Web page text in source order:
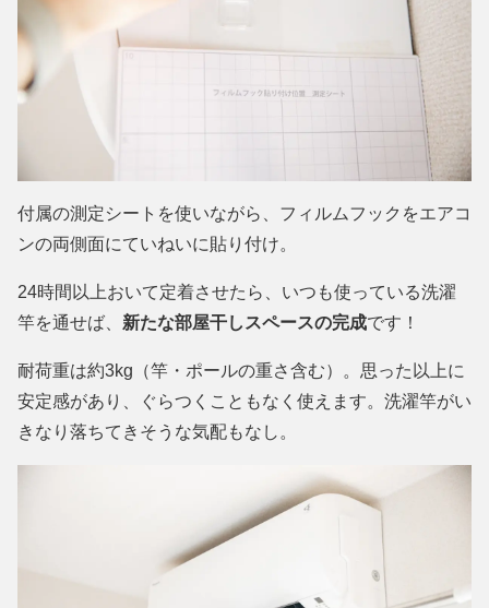
付属の測定シートを使いながら、フィルムフックをエアコ
ンの両側面にていねいに貼り付け。
24時間以上おいて定着させたら、いつも使っている洗濯
竿を通せば、 新たな部屋干しスペースの完成です！
耐荷重は約3kg（竿・ポールの重さ含む）。思った以上に
安定感があり、ぐらつくこともなく使えます。洗濯竿がい
きなり落ちてきそうな気配もなし。